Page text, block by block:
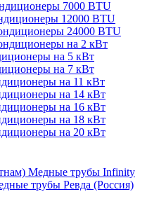
7000 BTU
12000 BTU
24000 BTU
на 2 кВт
на 5 кВт
на 7 кВт
на 11 кВт
на 14 кВт
на 16 кВт
на 18 кВт
на 20 кВт
Медные трубы Infinity
трубы Ревда (Россия)